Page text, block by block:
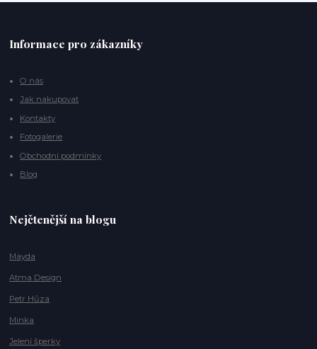
Informace pro zákazníky
O nás
Jak nakupovat
Kontakty
Fotogalerie
Obchodní podmínky
Blog
Nejčtenější na blogu
Mayda
Atma Design
Petr Hůza
Minka
Jelení šperky